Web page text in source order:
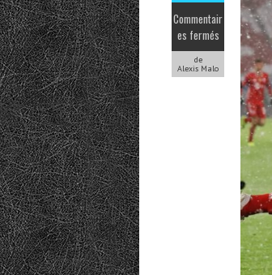
Commentair
es fermés
de
Alexis Malo